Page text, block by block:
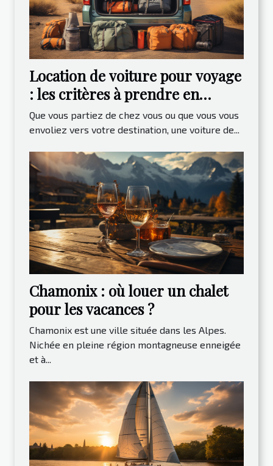
Location de voiture pour voyage
: les critères à prendre en
compte
Que vous partiez de chez vous ou que vous vous
envoliez vers votre destination, une voiture de...
Chamonix : où louer un chalet
pour les vacances ?
Chamonix est une ville située dans les Alpes.
Nichée en pleine région montagneuse enneigée
et à...